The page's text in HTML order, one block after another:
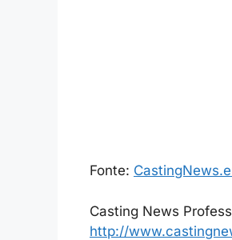
Fonte:
Casting News
http://